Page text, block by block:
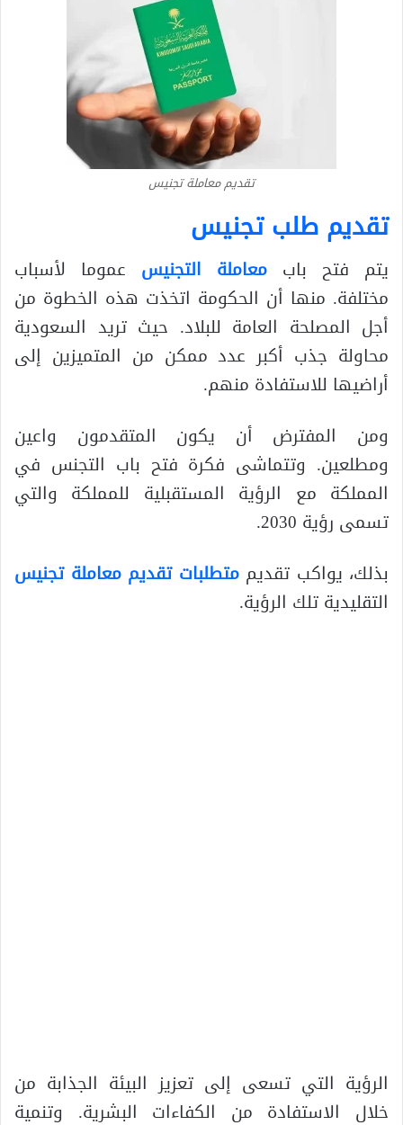
تقديم معاملة تجنيس
تقديم طلب تجنيس
يتم فتح باب معاملة التجنيس عموما لأسباب
مختلفة. منها أن الحكومة اتخذت هذه الخطوة من
أجل المصلحة العامة للبلاد. حيث تريد السعودية
محاولة جذب أكبر عدد ممكن من المتميزين إلى
أراضيها للاستفادة منهم.
ومن المفترض أن يكون المتقدمون واعين
ومطلعين. وتتماشى فكرة فتح باب التجنس في
المملكة مع الرؤية المستقبلية للمملكة والتي
تسمى رؤية 2030.
بذلك، يواكب تقديممتطلبات تقديم معاملة تجنيس
التقليدية تلك الرؤية.
الرؤية التي تسعى إلى تعزيز البيئة الجذابة من
خلال الاستفادة من الكفاءات البشرية. وتنمية